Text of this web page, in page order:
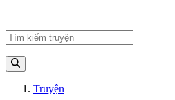
Truyện